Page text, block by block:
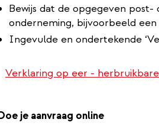
Bewijs dat de opgegeven
onderneming, bijvoorbeeld
Ingevulde en ondertekende
Verklaring op eer -
je aanvraag online